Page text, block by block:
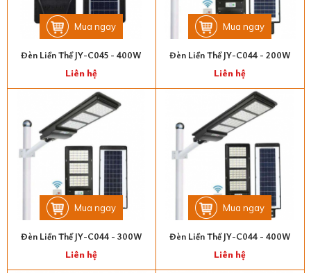
Mua ngay
Đèn Liền Thể JY-C045 - 400W
Liên hệ
Mua ngay
Đèn Liền Thể JY-C044 - 200W
Liên hệ
Mua ngay
Đèn Liền Thể JY-C044 - 300W
Liên hệ
Mua ngay
Đèn Liền Thể JY-C044 - 400W
Liên hệ